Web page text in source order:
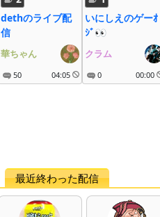
dethのライブ配
信
華ちゃん
50 04:05
いにしえのゲーｵ
ｼﾞ👀
クラム
0 00:00
最近終わった配信